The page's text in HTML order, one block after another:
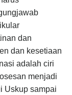
dan
dan kesetiaan
adalah ciri
menjadi
Uskup sampai